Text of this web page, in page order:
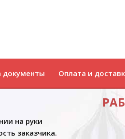
документы Оплата и
на руки
заказчика.